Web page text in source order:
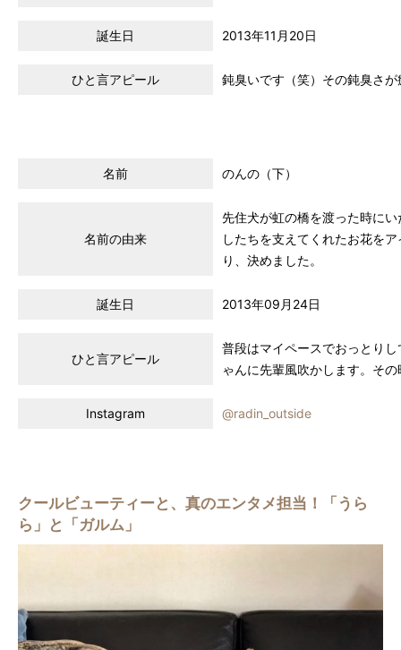
誕生日 2013年11月20日
ひと言アピール 鈍臭いです（笑）その鈍臭さ
名前 のんの（下）
名前の由来
先住犬が虹の橋を渡った時に
したちを支えてくれたお花を
り、決めました。
誕生日 2013年09月24日
ひと言アピール
普段はマイペースでおっとり
ゃんに先輩風吹かします。そ
Instagram @radin_outside
クールビューティーと、真のエンタメ担当！「うら
ら」と「ガルム」